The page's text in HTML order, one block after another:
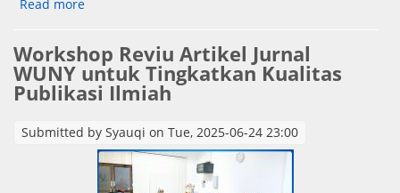
Read more
Workshop Reviu Artikel Jurnal
WUNY untuk Tingkatkan Kualitas
Publikasi Ilmiah
Submitted by Syauqi on Tue, 2025-06-24 23:00